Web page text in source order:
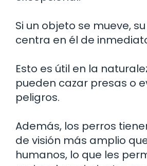
Si un objeto se mueve,
centra en él de
Esto es útil en la
pueden cazar presas o
peligros.
Además, los perros
de visión más amplio
humanos, lo que les